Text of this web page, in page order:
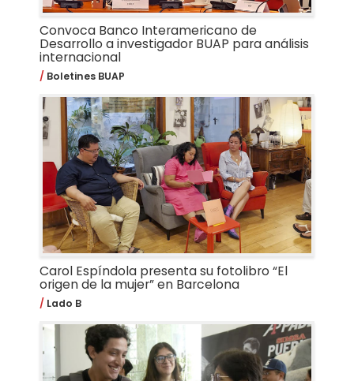
Convoca Banco Interamericano de
Desarrollo a investigador BUAP para análisis
internacional
Boletines BUAP
Carol Espíndola presenta su fotolibro “El
origen de la mujer” en Barcelona
Lado B